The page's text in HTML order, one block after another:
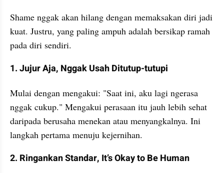
Shame nggak akan hilang dengan memaksakan diri jadi
kuat. Justru, yang paling ampuh adalah bersikap ramah
pada diri sendiri.
1. Jujur Aja, Nggak Usah Ditutup-tutupi
Mulai dengan mengakui: "Saat ini, aku lagi ngerasa
nggak cukup." Mengakui perasaan itu jauh lebih sehat
daripada berusaha menekan atau menyangkalnya. Ini
langkah pertama menuju kejernihan.
2. Ringankan Standar, It’s Okay to Be Human